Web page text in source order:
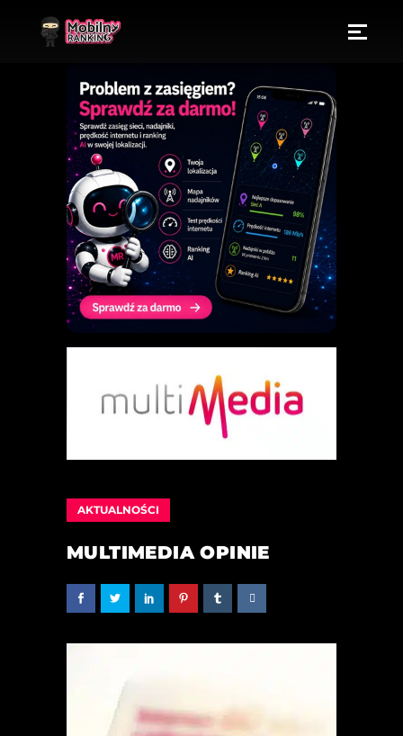
AKTUALNOŚCI
MULTIMEDIA OPINIE